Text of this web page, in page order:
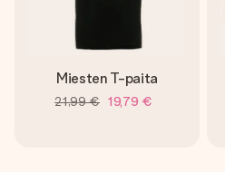
Miesten T-paita
21,99 € 19,79 €